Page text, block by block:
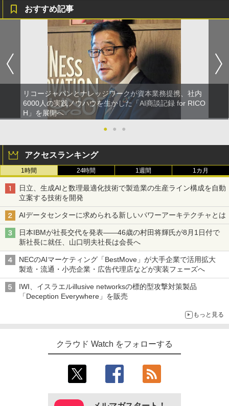
おすすめ記事
リコージャパンとナレッジワークが資本業務提携、社内
6000人の実践ノウハウを生かした「AI商談記録 for RICO
H」を展開へ
●
● ●
アクセスランキング
1時間 24時間 1週間 1カ月
日立、生成AIと数理最適化技術で製造業の生産ライン構成を自動
立案する技術を開発
AIデータセンターに求められる新しいパワーアーキテクチャとは
日本IBMが社長交代を発表――46歳の村田将輝氏が8月1日付で
新社長に就任、山口明夫社長は会長へ
NECのAIマーケティング「BestMove」が大手企業で活用拡大
製造・流通・小売企業・広告代理店などが実装フェーズへ
IWI、イスラエルillusive networksの標的型攻撃対策製品
「Deception Everywhere」を販売
もっと見る
クラウド Watch をフォローする